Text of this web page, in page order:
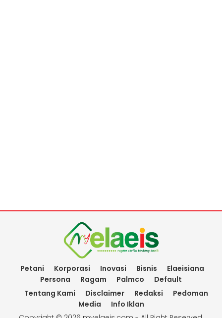
Petani Korporasi Inovasi Bisnis
Elaeisiana
Persona
Ragam Palmco
Default
Tentang Kami
Disclaimer Redaksi
Pedoman
Media
Info Iklan